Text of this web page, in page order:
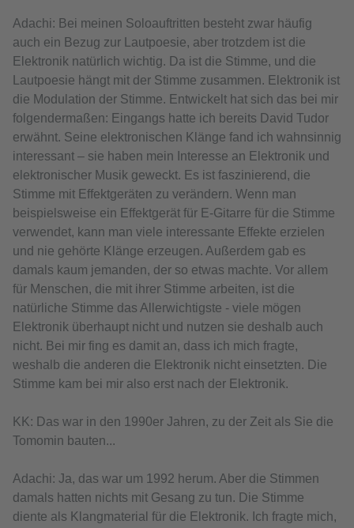
Adachi: Bei meinen Soloauftritten besteht zwar häufig
auch ein Bezug zur Lautpoesie, aber trotzdem ist die
Elektronik natürlich wichtig. Da ist die Stimme, und die
Lautpoesie hängt mit der Stimme zusammen. Elektronik ist
die Modulation der Stimme. Entwickelt hat sich das bei mir
folgendermaßen: Eingangs hatte ich bereits David Tudor
erwähnt. Seine elektronischen Klänge fand ich wahnsinnig
interessant – sie haben mein Interesse an Elektronik und
elektronischer Musik geweckt. Es ist faszinierend, die
Stimme mit Effektgeräten zu verändern. Wenn man
beispielsweise ein Effektgerät für E-Gitarre für die Stimme
verwendet, kann man viele interessante Effekte erzielen
und nie gehörte Klänge erzeugen. Außerdem gab es
damals kaum jemanden, der so etwas machte. Vor allem
für Menschen, die mit ihrer Stimme arbeiten, ist die
natürliche Stimme das Allerwichtigste - viele mögen
Elektronik überhaupt nicht und nutzen sie deshalb auch
nicht. Bei mir fing es damit an, dass ich mich fragte,
weshalb die anderen die Elektronik nicht einsetzten. Die
Stimme kam bei mir also erst nach der Elektronik.
KK: Das war in den 1990er Jahren, zu der Zeit als Sie die
Tomomin bauten...
Adachi: Ja, das war um 1992 herum. Aber die Stimmen
damals hatten nichts mit Gesang zu tun. Die Stimme
diente als Klangmaterial für die Elektronik. Ich fragte mich,